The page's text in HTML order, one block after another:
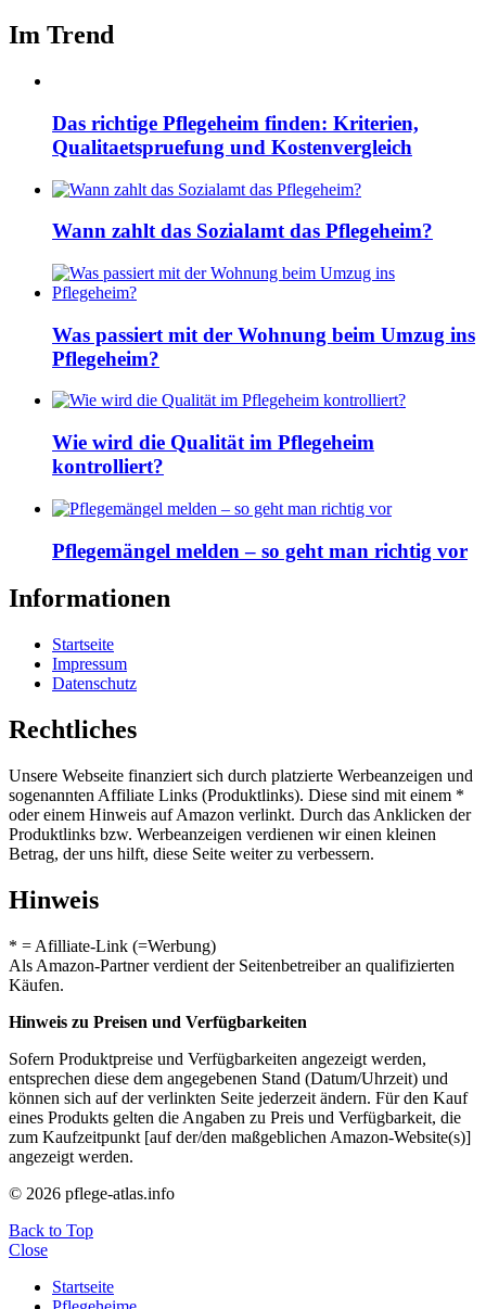
Im Trend
Das richtige Pflegeheim finden: Kriterien,
Qualitaetspruefung und Kostenvergleich
Wann zahlt das Sozialamt das Pflegeheim?
Was passiert mit der Wohnung beim Umzug ins
Pflegeheim?
Wie wird die Qualität im Pflegeheim
kontrolliert?
Pflegemängel melden – so geht man richtig vor
Informationen
Startseite
Impressum
Datenschutz
Rechtliches
Unsere Webseite finanziert sich durch platzierte Werbeanzeigen und
sogenannten Affiliate Links (Produktlinks). Diese sind mit einem *
oder einem Hinweis auf Amazon verlinkt. Durch das Anklicken der
Produktlinks bzw. Werbeanzeigen verdienen wir einen kleinen
Betrag, der uns hilft, diese Seite weiter zu verbessern.
Hinweis
* = Afilliate-Link (=Werbung)
Als Amazon-Partner verdient der Seitenbetreiber an qualifizierten
Käufen.
Hinweis zu Preisen und Verfügbarkeiten
Sofern Produktpreise und Verfügbarkeiten angezeigt werden,
entsprechen diese dem angegebenen Stand (Datum/Uhrzeit) und
können sich auf der verlinkten Seite jederzeit ändern. Für den Kauf
eines Produkts gelten die Angaben zu Preis und Verfügbarkeit, die
zum Kaufzeitpunkt [auf der/den maßgeblichen Amazon-Website(s)]
angezeigt werden.
© 2026 pflege-atlas.info
Back to Top
Close
Startseite